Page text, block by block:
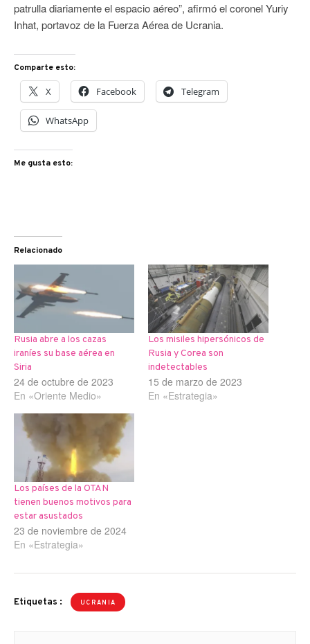
patrulla diariamente el espacio aéreo”, afirmó el coronel Yuriy
Inhat, portavoz de la Fuerza Aérea de Ucrania.
Comparte esto:
X Facebook Telegram
WhatsApp
Me gusta esto:
Relacionado
Rusia abre a los cazas
iraníes su base aérea en
Siria
24 de octubre de 2023
En «Oriente Medio»
Los misiles hipersónicos de
Rusia y Corea son
indetectables
15 de marzo de 2023
En «Estrategia»
Los países de la OTAN
tienen buenos motivos para
estar asustados
23 de noviembre de 2024
En «Estrategia»
Etiquetas : UCRANIA